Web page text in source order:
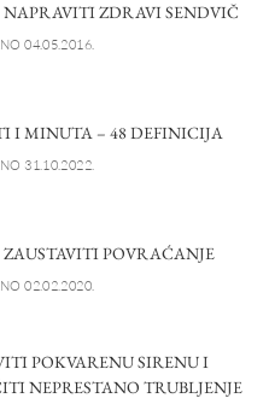
NAPRAVITI ZDRAVI SENDVIČ
04.05.2016.
I MINUTA – 48 DEFINICIJA
31.10.2022.
POVRAĆANJE
02.02.2020.
POKVARENU SIRENU I
NEPRESTANO TRUBLJENJE